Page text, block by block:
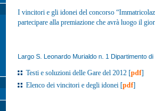
I vincitori e gli idonei del concorso
partecipare alla premiazione che avrà luogo il
Largo S. Leonardo Murialdo n. 1 Dipartimento
Testi e soluzioni delle Gare del 2012 [pdf]
Elenco dei vincitori e degli idonei [pdf]